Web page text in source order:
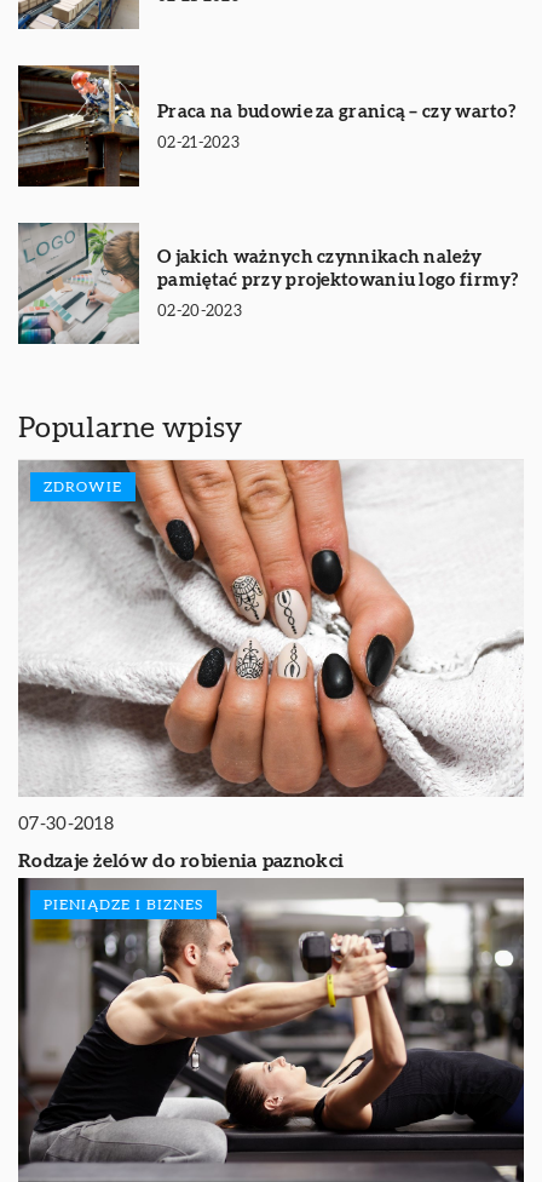
Praca na budowie za granicą – czy warto?
02-21-2023
O jakich ważnych czynnikach należy
pamiętać przy projektowaniu logo firmy?
02-20-2023
Popularne wpisy
ZDROWIE
07-30-2018
Rodzaje żelów do robienia paznokci
PIENIĄDZE I BIZNES